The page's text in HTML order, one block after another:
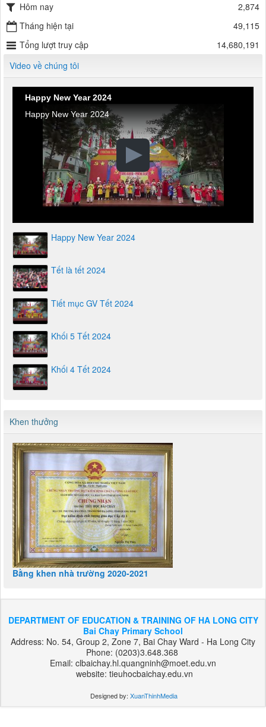
Hôm nay
2,874
Tháng hiện tại
49,115
Tổng lượt truy cập
14,680,191
Video về chúng tôi
Happy New Year 2024
Happy New Year 2024
Happy New Year 2024
Tết là tết 2024
Tiết mục GV Tết 2024
Khối 5 Tết 2024
Khối 4 Tết 2024
Khen thưởng
Bằng khen nhà trường 2020-2021
DEPARTMENT OF EDUCATION & TRAINING OF HA LONG CITY
Bai Chay Primary School
Address: No. 54, Group 2, Zone 7, Bai Chay Ward - Ha Long City
Phone: (0203)3.648.368
Email: clbaichay.hl.quangninh@moet.edu.vn
website: tieuhocbaichay.edu.vn
Designed by: XuanThinhMedia
بت